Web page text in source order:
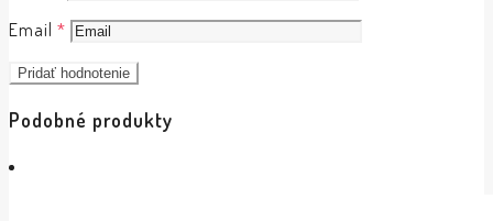
Email *
Podobné produkty